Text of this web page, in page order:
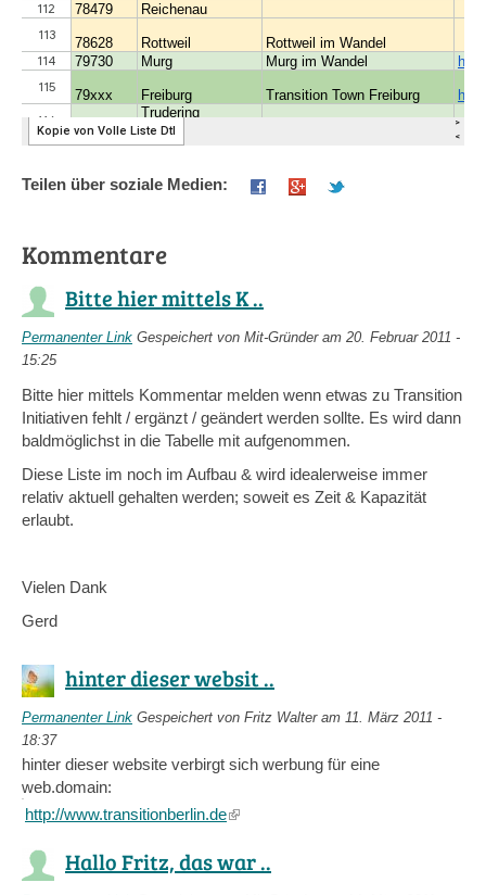
Teilen über soziale Medien:
Kommentare
Bitte hier mittels K ..
Permanenter Link Gespeichert von Mit-Gründeram 20. Februar 2011 -
15:25
Bitte hier mittels Kommentar melden wenn etwas zu Transition
Initiativen fehlt / ergänzt / geändert werden sollte. Es wird dann
baldmöglichst in die Tabelle mit aufgenommen.
Diese Liste im noch im Aufbau & wird idealerweise immer
relativ aktuell gehalten werden; soweit es Zeit & Kapazität
erlaubt.
Vielen Dank
Gerd
hinter dieser websit ..
Permanenter Link Gespeichert von Fritz Walteram 11. März 2011 -
18:37
hinter dieser website verbirgt sich werbung für eine
web.domain:
http://www.transitionberlin.de(link
external)
Hallo Fritz, das war ..